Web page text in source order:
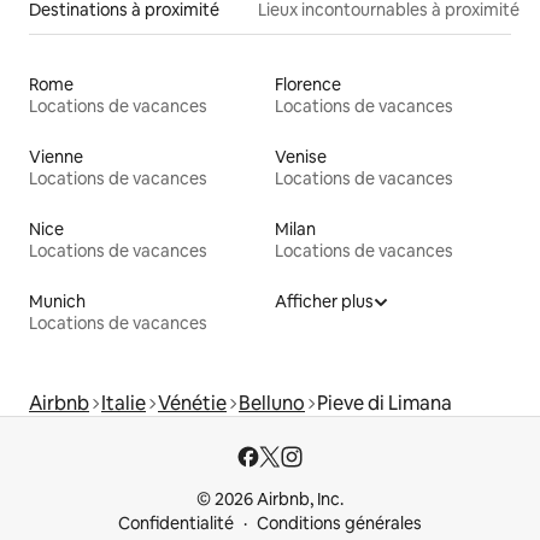
Destinations à proximité Lieux incontournables à proximité
Rome
Locations de vacances
Florence
Locations de vacances
Vienne
Locations de vacances
Venise
Locations de vacances
Nice
Locations de vacances
Milan
Locations de vacances
Munich
Locations de vacances
Afficher plus
Airbnb Italie Vénétie Belluno Pieve di Limana
© 2026 Airbnb, Inc.
Confidentialité
Conditions générales